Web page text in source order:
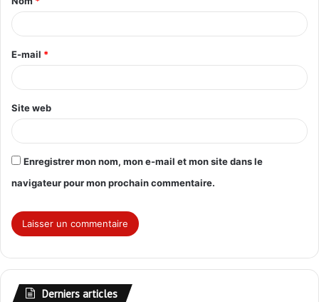
a
e
*
E-mail *
Site web
Enregistrer mon nom, mon e-mail et mon site dans le
navigateur pour mon prochain commentaire.
Derniers articles